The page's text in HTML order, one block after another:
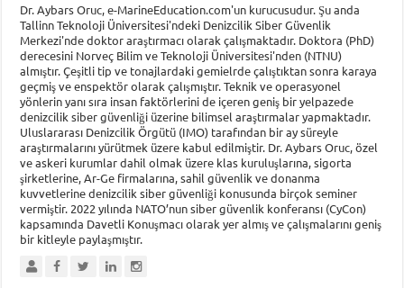
Dr. Aybars Oruc, e-MarineEducation.com'un kurucusudur. Şu anda
Tallinn Teknoloji Üniversitesi'ndeki Denizcilik Siber Güvenlik
Merkezi'nde doktor araştırmacı olarak çalışmaktadır. Doktora (PhD)
derecesini Norveç Bilim ve Teknoloji Üniversitesi'nden (NTNU)
almıştır. Çeşitli tip ve tonajlardaki gemielrde çalıştıktan sonra karaya
geçmiş ve enspektör olarak çalışmıştır. Teknik ve operasyonel
yönlerin yanı sıra insan faktörlerini de içeren geniş bir yelpazede
denizcilik siber güvenliği üzerine bilimsel araştırmalar yapmaktadır.
Uluslararası Denizcilik Örgütü (IMO) tarafından bir ay süreyle
araştırmalarını yürütmek üzere kabul edilmiştir. Dr. Aybars Oruc, özel
ve askeri kurumlar dahil olmak üzere klas kuruluşlarına, sigorta
şirketlerine, Ar-Ge firmalarına, sahil güvenlik ve donanma
kuvvetlerine denizcilik siber güvenliği konusunda birçok seminer
vermiştir. 2022 yılında NATO’nun siber güvenlik konferansı (CyCon)
kapsamında Davetli Konuşmacı olarak yer almış ve çalışmalarını geniş
bir kitleyle paylaşmıştır.